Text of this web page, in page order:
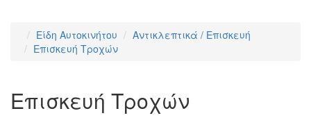
Είδη Αυτοκινήτου
Αντικλεπτικά / Επισκευή
Επισκευή Τροχών
Επισκευή Τροχών